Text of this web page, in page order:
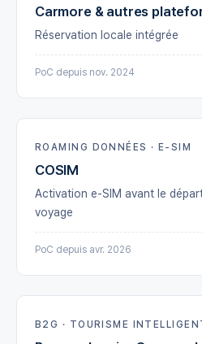
Carmore & autres
Réservation locale intégrée
PoC depuis nov. 2024
ROAMING DONNÉES · E-SIM
COSIM
Activation e-SIM avant le
voyage
PoC depuis avr. 2026
B2G · TOURISME